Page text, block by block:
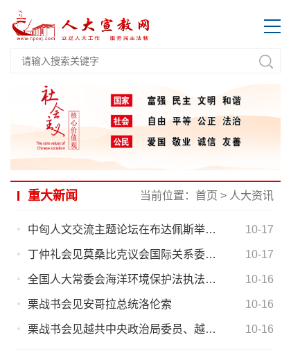
重大新闻 当前位置： 首页 > 人大资讯
中匈人文交流主题论坛在布达佩斯举行 陈竺在论坛上致辞 10-17
丁仲礼会见莫桑比克议会国际关系委员会代表团 10-17
全国人大常委会海洋环境保护法执法检查汇报会在沈阳召开 沈跃跃出席会议并讲话 10-16
栗战书会见安哥拉总统洛伦索 10-16
栗战书会见越共中央政治局委员、越南公安部部长苏林 10-16